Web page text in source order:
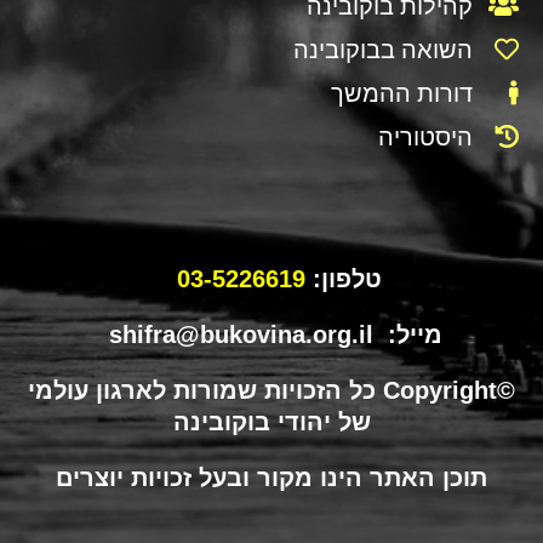
קהילות בוקובינה
השואה בבוקובינה
דורות ההמשך
היסטוריה
טלפון:03-5226619
מייל: shifra@bukovina.org.il
©Copyright כל הזכויות שמורות לארגון עולמי
של יהודי בוקובינה
תוכן האתר הינו מקור ובעל זכויות יוצרים